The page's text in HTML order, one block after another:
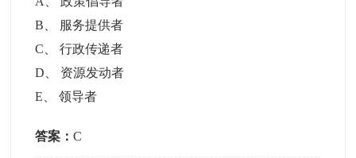
B
服务提供者
C 、行政传递者
D
资源发动者
E 、领导者
答案：C